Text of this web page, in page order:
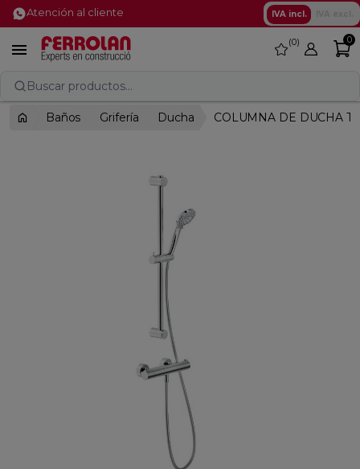
Atención al cliente IVA incl.
 favorite
0 0
Buscar productos...
Baños Grifería Ducha COLUMNA DE DUCHA